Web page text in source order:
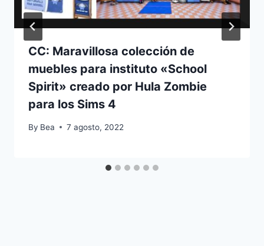
CC: Maravillosa colección de
muebles para instituto «School
Spirit» creado por Hula Zombie
para los Sims 4
By Bea 7 agosto, 2022